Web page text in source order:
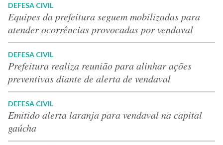
DEFESA CIVIL
Equipes da prefeitura seguem mobilizadas para
atender ocorrências provocadas por vendaval
DEFESA CIVIL
Prefeitura realiza reunião para alinhar ações
preventivas diante de alerta de vendaval
DEFESA CIVIL
Emitido alerta laranja para vendaval na capital
gaúcha